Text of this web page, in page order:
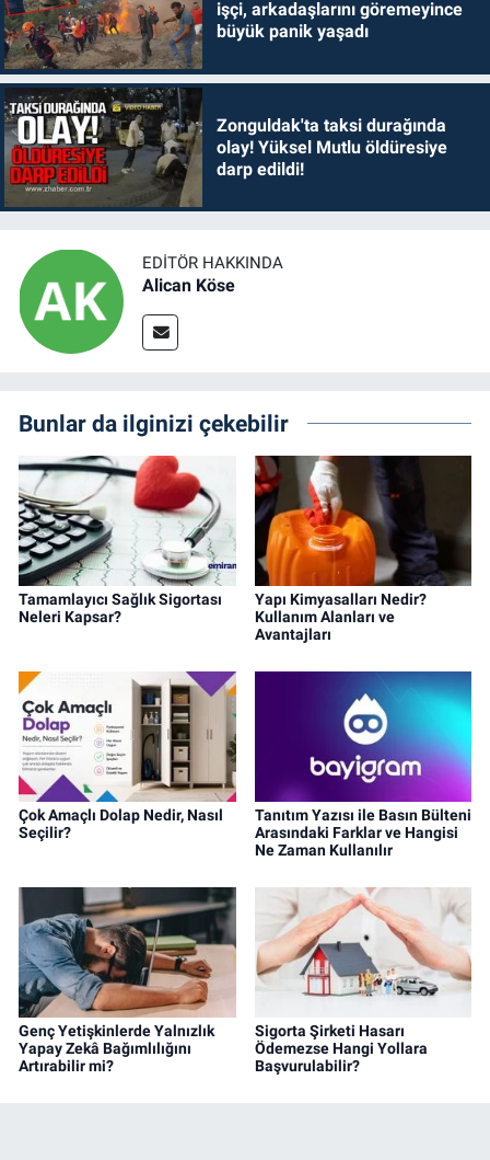
işçi, arkadaşlarını göremeyince
büyük panik yaşadı
Zonguldak'ta taksi durağında
olay! Yüksel Mutlu öldüresiye
darp edildi!
EDITÖR HAKKINDA
Alican Köse
Bunlar da ilginizi çekebilir
Tamamlayıcı Sağlık Sigortası
Neleri Kapsar?
Yapı Kimyasalları Nedir?
Kullanım Alanları ve
Avantajları
Çok Amaçlı Dolap Nedir, Nasıl
Seçilir?
Tanıtım Yazısı ile Basın Bülteni
Arasındaki Farklar ve Hangisi
Ne Zaman Kullanılır
Genç Yetişkinlerde Yalnızlık
Yapay Zekâ Bağımlılığını
Artırabilir mi?
Sigorta Şirketi Hasarı
Ödemezse Hangi Yollara
Başvurulabilir?